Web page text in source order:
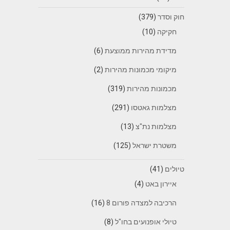
חוק וסדר(379)
חקיקה (10)
מדידת מהירות ממוצעת(6)
מיקומי מכמונות מהירות(2)
מכמונות מהירות(319)
מצלמות גאטסו (291)
מצלמות נת"צ(13)
משטרת ישראל(125)
טיולים (41)
איירון באט (4)
הרכיבה למצדה פורום 8 (16)
טיולי אופנועים בחו"ל(8)